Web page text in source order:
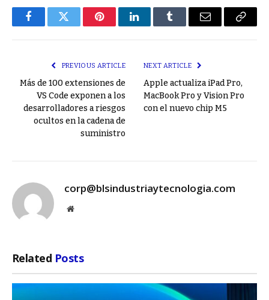
FacebookTwitter PinterestLinkedInTumblr Email
Copy
PREVIOUS ARTICLE
Más de 100 extensiones de
VS Code exponen a los
desarrolladores a riesgos
ocultos en la cadena de
suministro
NEXT ARTICLE
Apple actualiza iPad Pro,
MacBook Pro y Vision Pro
con el nuevo chip M5
corp@blsindustriaytecnologia.com
Website
Related Posts